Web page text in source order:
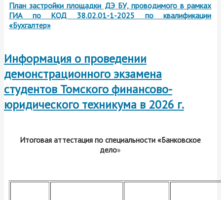
План застройки площадки ДЭ БУ, проводимого в рамках
ГИА по КОД 38.02.01-1-2025 по квалификации
«Бухгалтер»
Информация о проведении
демонстрационного экзамена
студентов Томского финансово-
юридического техникума в 2026 г.
Итоговая аттестация по специальности «Банковское
дело»